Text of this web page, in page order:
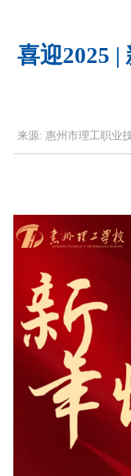
喜迎2025 |
来源: 惠州市理工职业